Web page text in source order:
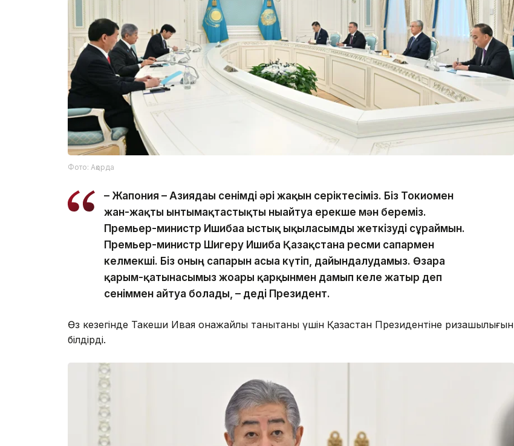
Фото: Ақорда
– Жапония – Азиядағы сенімді әрі жақын серіктесіміз. Біз Токиомен
жан-жақты ынтымақтастықты нығайтуға ерекше мән береміз.
Премьер-министр Ишибаға ыстық ықыласымды жеткізуді сұраймын.
Премьер-министр Шигеру Ишиба Қазақстанға ресми сапармен
келмекші. Біз оның сапарын асыға күтіп, дайындалудамыз. Өзара
қарым-қатынасымыз жоғары қарқынмен дамып келе жатыр деп
сеніммен айтуға болады, – деді Президент.
Өз кезегінде Такеши Ивая қонақжайлық танытқаны үшін Қазақстан Президентіне ризашылығын
білдірді.